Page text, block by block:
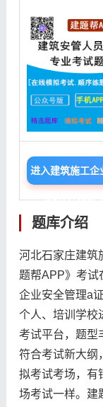
进入建筑施工企
理a证模拟考
题库介绍
河北石家庄建筑
题帮APP》考试
企业安全管理a
个人、培训学校
考试平台，题型
符合考试新大纲
拟考试考场，有
场考试一样。建